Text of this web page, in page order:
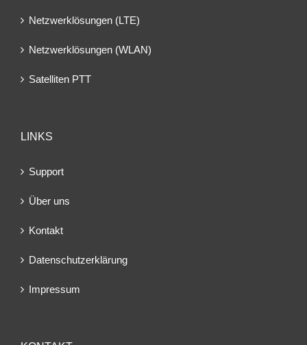
Netzwerklösungen (LTE)
Netzwerklösungen (WLAN)
Satelliten PTT
LINKS
Support
Über uns
Kontakt
Datenschutzerklärung
Impressum